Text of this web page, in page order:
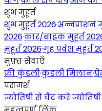
शुभ मुहूर्त
शुभ मुहूर्त 2026·अन्नप्राशन
2026·कार/बाइक मुहूर्त
मुहूर्त 2026·गृह प्रवेश मुहूर्त
मुफ़्त सेवाएँ
फ्री कुंडली·कुंडली मिलान·
परामर्श
ज्योतिषी से चैट करें·